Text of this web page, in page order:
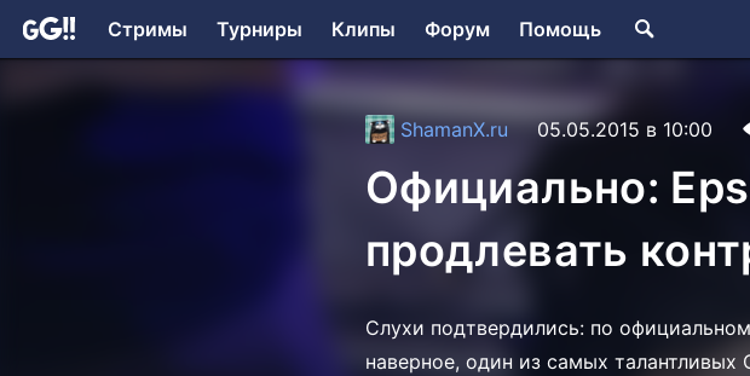
Стримы Турниры Клипы Форум Помощь
ShamanX.ru 05.05.2015 в 10:00
Официально:
продлевать
Слухи подтвердились: по
наверное, один из самых